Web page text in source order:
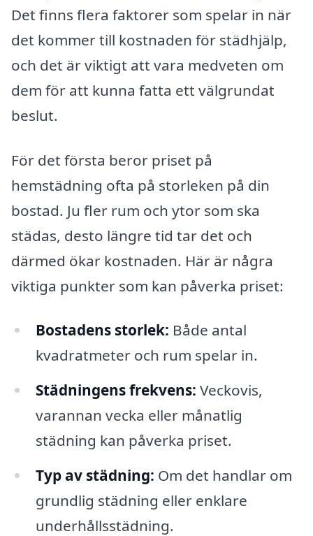
Det finns flera faktorer som spelar in när
det kommer till kostnaden för städhjälp,
och det är viktigt att vara medveten om
dem för att kunna fatta ett välgrundat
beslut.
För det första beror priset på
hemstädning ofta på storleken på din
bostad. Ju fler rum och ytor som ska
städas, desto längre tid tar det och
därmed ökar kostnaden. Här är några
viktiga punkter som kan påverka priset:
Bostadens storlek: Både antal
kvadratmeter och rum spelar in.
Städningens frekvens: Veckovis,
varannan vecka eller månatlig
städning kan påverka priset.
Typ av städning: Om det handlar om
grundlig städning eller enklare
underhållsstädning.